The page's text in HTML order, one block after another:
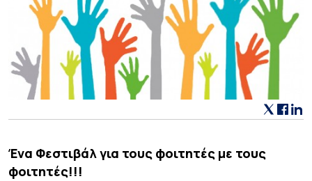
Ένα Φεστιβάλ για τους φοιτητές με τους
φοιτητές!!!